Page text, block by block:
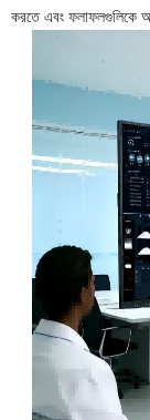
করতে এবং ফলাফলগুলিকে